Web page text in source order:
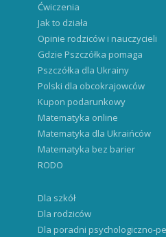
Ćwiczenia
Jak to działa
Opinie rodziców i nauczycieli
Gdzie Pszczółka pomaga
Pszczółka dla Ukrainy
Polski dla obcokrajowców
Kupon podarunkowy
Matematyka online
Matematyka dla Ukraińców
Matematyka bez barier
RODO
Dla szkół
Dla rodziców
Dla poradni psychologiczno-